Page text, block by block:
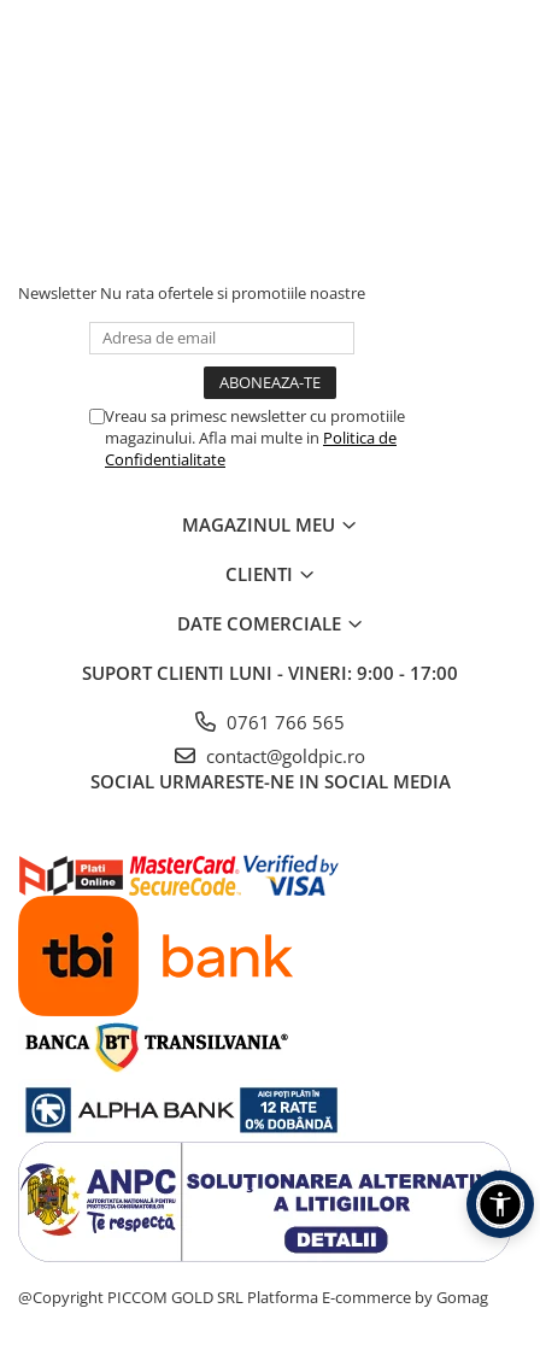
Newsletter Nu rata ofertele si promotiile noastre
Vreau sa primesc newsletter cu promotiile
magazinului. Afla mai multe in Politica de
Confidentialitate
MAGAZINUL MEU
CLIENTI
DATE COMERCIALE
SUPORT CLIENTI LUNI - VINERI: 9:00 - 17:00
0761 766 565
contact@goldpic.ro
SOCIAL URMARESTE-NE IN SOCIAL MEDIA
@Copyright PICCOM GOLD SRL Platforma E-commerce by Gomag